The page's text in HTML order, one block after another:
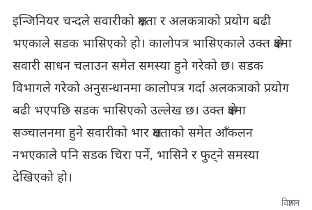
इन्जिनियर चन्दले सवारीको क्षमता र अलकत्राको प्रयोग बढी
भएकाले सडक भासिएको हो। कालोपत्र भासिएकाले उक्त क्षेत्रमा
सवारी साधन चलाउन समेत समस्या हुने गरेको छ। सडक
विभागले गरेको अनुसन्धानमा कालोपत्र गर्दा अलकत्राको प्रयोग
बढी भएपछि सडक भासिएको उल्लेख छ। उक्त क्षेत्रमा
सञ्चालनमा हुने सवारीको भार क्षमताको समेत आँकलन
नभएकाले पनि सडक चिरा पर्ने, भासिने र फुट्ने समस्या
देखिएको हो।
विज्ञापन